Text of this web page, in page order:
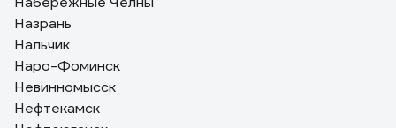
Назрань
Нальчик
Наро-Фоминск
Невинномысск
Нефтекамск